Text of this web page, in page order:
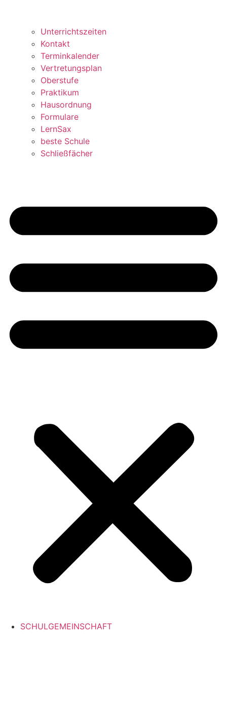
Unterrichtszeiten
Kontakt
Terminkalender
Vertretungsplan
Oberstufe
Praktikum
Hausordnung
Formulare
LernSax
beste Schule
Schließfächer
SCHULGEMEINSCHAFT